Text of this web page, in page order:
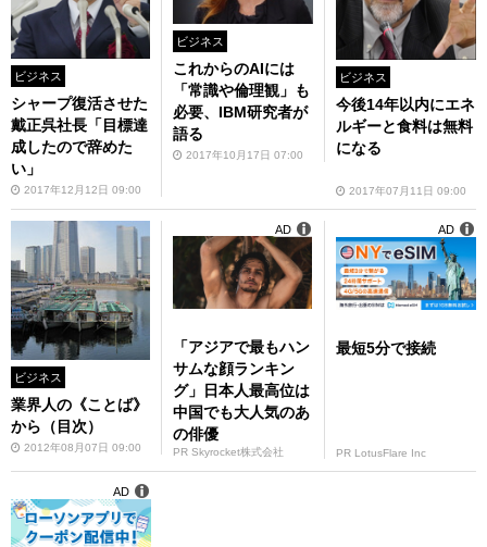
ビジネス
シャープ復活させた
戴正呉社長「目標達
成したので辞めた
い」
2017年12月12日 09:00
ビジネス
これからのAIには
「常識や倫理観」も
必要、IBM研究者が
語る
2017年10月17日 07:00
ビジネス
今後14年以内にエネ
ルギーと食料は無料
になる
2017年07月11日 09:00
ビジネス
業界人の《ことば》
から（目次）
2012年08月07日 09:00
「アジアで最もハン
サムな顔ランキン
グ」日本人最高位は
中国でも大人気のあ
の俳優
PR Skyrocket株式会社
AD
最短5分で接続
PR LotusFlare Inc
AD
AD